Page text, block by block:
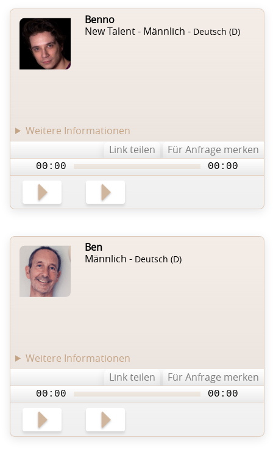
Benno
New Talent - Männlich - Deutsch (D)
Weitere Informationen
Link teilen
Für Anfrage merken
00:00 00:00
Ben
Männlich - Deutsch (D)
Weitere Informationen
Link teilen
Für Anfrage merken
00:00 00:00